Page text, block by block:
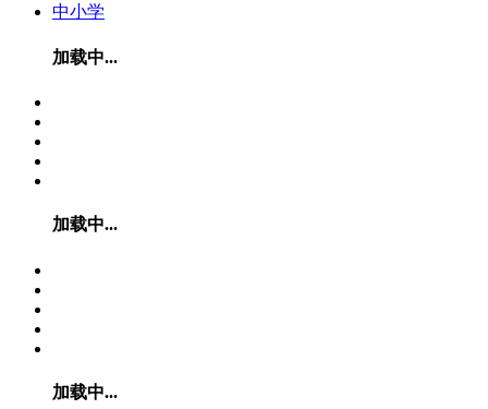
中小学
加载中...
加载中...
加载中...